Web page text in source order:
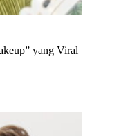
yang Viral